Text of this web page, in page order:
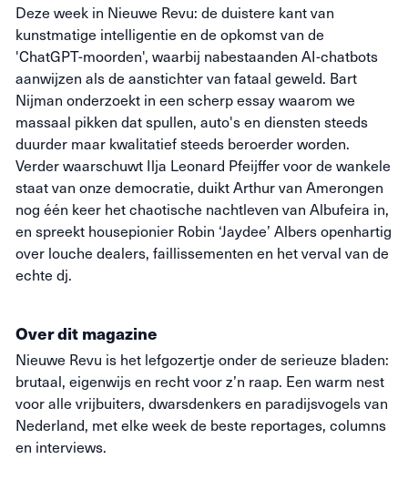
Deze week in Nieuwe Revu: de duistere kant van
kunstmatige intelligentie en de opkomst van de
'ChatGPT-moorden', waarbij nabestaanden AI-chatbots
aanwijzen als de aanstichter van fataal geweld. Bart
Nijman onderzoekt in een scherp essay waarom we
massaal pikken dat spullen, auto's en diensten steeds
duurder maar kwalitatief steeds beroerder worden.
Verder waarschuwt Ilja Leonard Pfeijffer voor de wankele
staat van onze democratie, duikt Arthur van Amerongen
nog één keer het chaotische nachtleven van Albufeira in,
en spreekt housepionier Robin ‘Jaydee’ Albers openhartig
over louche dealers, faillissementen en het verval van de
echte dj.
Over dit magazine
Nieuwe Revu is het lefgozertje onder de serieuze bladen:
brutaal, eigenwijs en recht voor z’n raap. Een warm nest
voor alle vrijbuiters, dwarsdenkers en paradijsvogels van
Nederland, met elke week de beste reportages, columns
en interviews.